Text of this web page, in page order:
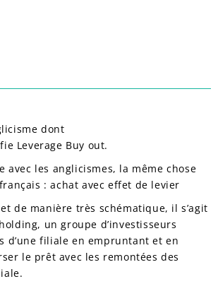
dont
Leverage Buy out.
avec les anglicismes, la même chose
: achat avec effet de levier
de manière très schématique, il s’agit
un groupe d’investisseurs
d’une filiale en empruntant et en
le prêt avec les remontées des